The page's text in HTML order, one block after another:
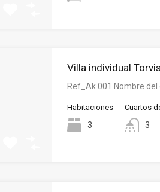
Villa individual
Ref_Ak 001 Nombre del
Habitaciones
3
Cuartos
3